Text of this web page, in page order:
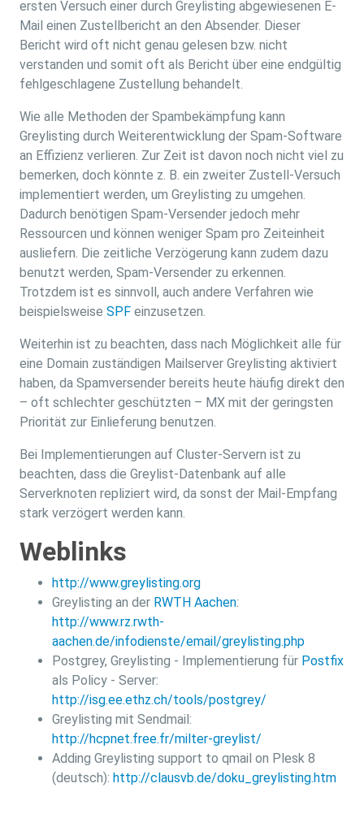
ersten Versuch einer durch Greylisting abgewiesenen E-
Mail einen Zustellbericht an den Absender. Dieser
Bericht wird oft nicht genau gelesen bzw. nicht
verstanden und somit oft als Bericht über eine endgültig
fehlgeschlagene Zustellung behandelt.
Wie alle Methoden der Spambekämpfung kann
Greylisting durch Weiterentwicklung der Spam-Software
an Effizienz verlieren. Zur Zeit ist davon noch nicht viel zu
bemerken, doch könnte z. B. ein zweiter Zustell-Versuch
implementiert werden, um Greylisting zu umgehen.
Dadurch benötigen Spam-Versender jedoch mehr
Ressourcen und können weniger Spam pro Zeiteinheit
ausliefern. Die zeitliche Verzögerung kann zudem dazu
benutzt werden, Spam-Versender zu erkennen.
Trotzdem ist es sinnvoll, auch andere Verfahren wie
beispielsweise SPF einzusetzen.
Weiterhin ist zu beachten, dass nach Möglichkeit alle für
eine Domain zuständigen Mailserver Greylisting aktiviert
haben, da Spamversender bereits heute häufig direkt den
– oft schlechter geschützten – MX mit der geringsten
Priorität zur Einlieferung benutzen.
Bei Implementierungen auf Cluster-Servern ist zu
beachten, dass die Greylist-Datenbank auf alle
Serverknoten repliziert wird, da sonst der Mail-Empfang
stark verzögert werden kann.
Weblinks
http://www.greylisting.org
Greylisting an der RWTH Aachen:
http://www.rz.rwth-
aachen.de/infodienste/email/greylisting.php
Postgrey, Greylisting - Implementierung für Postfix
als Policy - Server:
http://isg.ee.ethz.ch/tools/postgrey/
Greylisting mit Sendmail:
http://hcpnet.free.fr/milter-greylist/
Adding Greylisting support to qmail on Plesk 8
(deutsch): http://clausvb.de/doku_greylisting.htm